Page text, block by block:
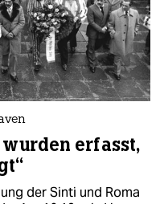
wurden erfasst,
der Sinti und Roma